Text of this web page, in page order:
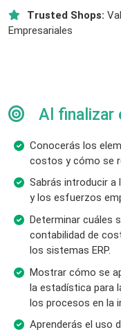
Trusted Shops:
Empresariales
Al finalizar
Conocerás los
costos y cómo se
Sabrás introducir a
y los esfuerzos
Determinar cuáles
contabilidad de
los sistemas ERP.
Mostrar cómo se
la estadística para
los procesos en la
Aprenderás el uso